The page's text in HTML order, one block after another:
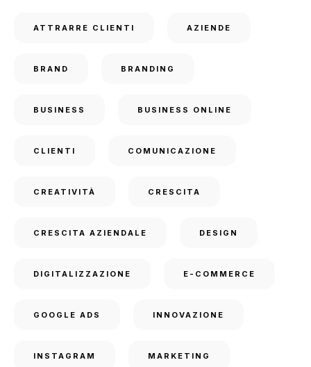
ATTRARRE CLIENTI AZIENDE
BRAND BRANDING
BUSINESS BUSINESS ONLINE
CLIENTI COMUNICAZIONE
CREATIVITÀ CRESCITA
CRESCITA AZIENDALE DESIGN
DIGITALIZZAZIONE E-COMMERCE
GOOGLE ADS INNOVAZIONE
INSTAGRAM MARKETING